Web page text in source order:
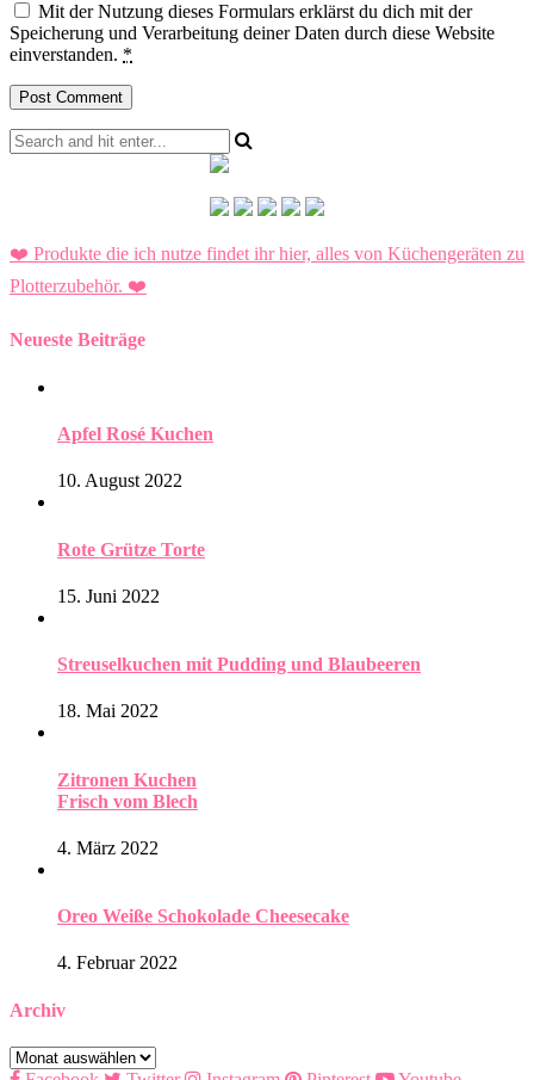
Mit der Nutzung dieses Formulars erklärst du dich mit der
Speicherung und Verarbeitung deiner Daten durch diese Website
einverstanden. *
❤️ Produkte die ich nutze findet ihr hier, alles von Küchengeräten zu
Plotterzubehör. ❤️
Neueste Beiträge
Apfel Rosé Kuchen
10. August 2022
Rote Grütze Torte
15. Juni 2022
Streuselkuchen mit Pudding und Blaubeeren
18. Mai 2022
Zitronen Kuchen
Frisch vom Blech
4. März 2022
Oreo Weiße Schokolade Cheesecake
4. Februar 2022
Archiv
Archiv